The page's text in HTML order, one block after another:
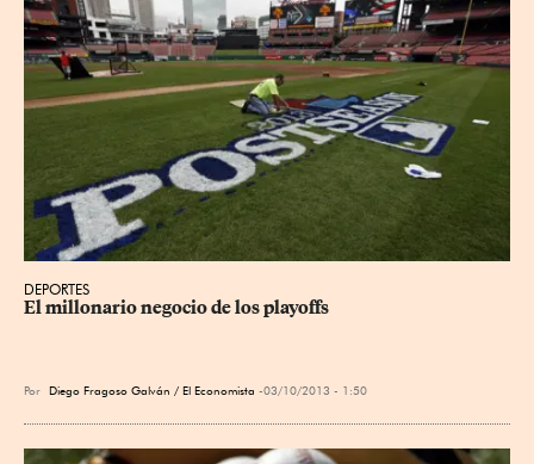
DEPORTES
El millonario negocio de los playoffs
Por Diego Fragoso Galván / El Economista 03/10/2013 - 1:50